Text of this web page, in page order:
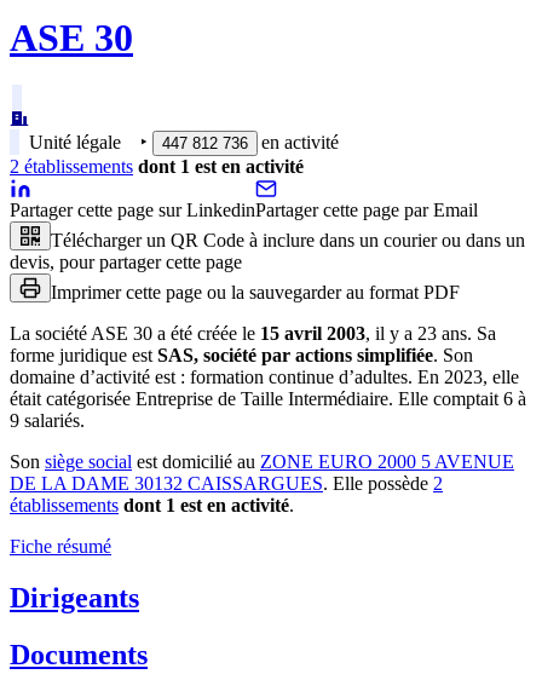
ASE 30
Unité légale ‣ 447 812 736
en activité
2 établissements dont 1 est en activité
Partager cette page sur LinkedinPartager cette page par Email
Télécharger un QR Code à inclure dans un courier ou dans un
devis, pour partager cette page
Imprimer cette page ou la sauvegarder au format PDF
La société ASE 30 a été créée le 15 avril 2003, il y a 23 ans. Sa
forme juridique est SAS, société par actions simplifiée. Son
domaine d’activité est : formation continue d’adultes. En 2023, elle
était catégorisée Entreprise de Taille Intermédiaire. Elle comptait 6 à
9 salariés.
Son siège social est domicilié au ZONE EURO 2000 5 AVENUE
DE LA DAME 30132 CAISSARGUES. Elle possède 2
établissements dont 1 est en activité.
Fiche résumé
Dirigeants
Documents